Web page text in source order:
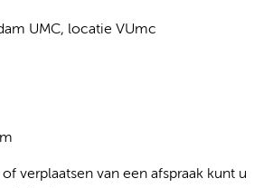
UMC, locatie VUmc
verplaatsen van een afspraak kunt u